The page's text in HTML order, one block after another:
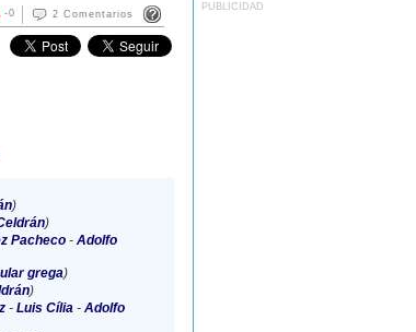
2 Comentarios
-0
)
)
Pacheco- Adolfo
grega)
)
- Luis Cília- Adolfo
PUBLICIDAD